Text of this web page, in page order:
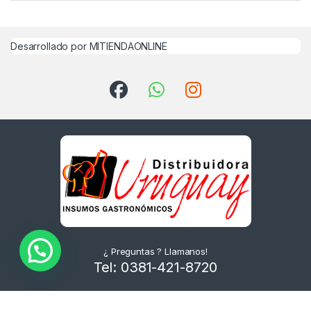
Desarrollado por MITIENDAONLINE
¿ Preguntas ? Llamanos!
Tel: 0381-421-8720